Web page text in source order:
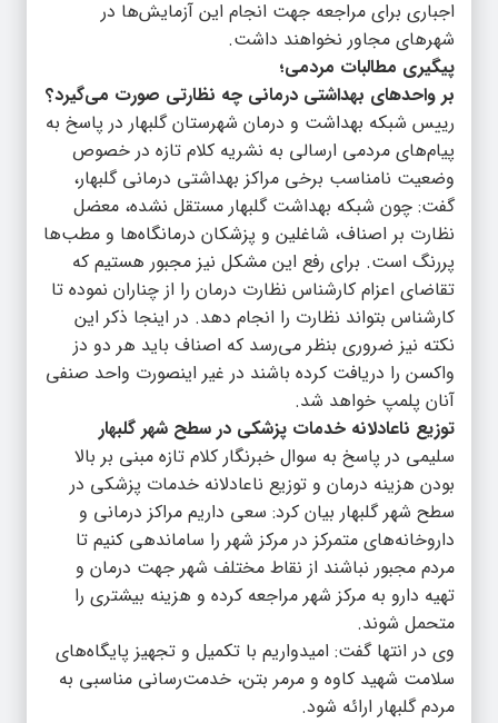
اجباری برای مراجعه جهت انجام این آزمایش‌ها در
شهرهای مجاور نخواهند داشت.
پیگیری مطالبات مردمی؛
بر واحدهای بهداشتی درمانی چه نظارتی صورت می‌گیرد؟
رییس شبکه بهداشت و درمان شهرستان گلبهار در پاسخ به
پیام‌های مردمی ارسالی به نشریه کلام تازه در خصوص
وضعیت نامناسب برخی مراکز بهداشتی درمانی گلبهار،
گفت: چون شبکه بهداشت گلبهار مستقل نشده، معضل
نظارت بر اصناف، شاغلین و پزشکان درمانگاه‌ها و مطب‌ها
پررنگ است. برای رفع این مشکل نیز مجبور هستیم که
تقاضای اعزام کارشناس نظارت درمان را از چناران نموده تا
کارشناس بتواند نظارت را انجام دهد. در اینجا ذکر این
نکته نیز ضروری بنظر می‌رسد که اصناف باید هر دو دز
واکسن را دریافت کرده باشند در غیر اینصورت واحد صنفی
آنان پلمپ خواهد شد.
توزیع ناعادلانه خدمات پزشکی در سطح شهر گلبهار
سلیمی در پاسخ به سوال خبرنگار کلام تازه مبنی بر بالا
بودن هزینه درمان و توزیع ناعادلانه خدمات پزشکی در
سطح شهر گلبهار بیان کرد: سعی داریم مراکز درمانی و
داروخانه‌های متمرکز در مرکز شهر را ساماندهی کنیم تا
مردم مجبور نباشند از نقاط مختلف شهر جهت درمان و
تهیه دارو به مرکز شهر مراجعه کرده و هزینه بیشتری را
متحمل شوند.
وی در انتها گفت: امیدواریم با تکمیل و تجهیز پایگاه‌های
سلامت شهید کاوه و مرمر بتن، خدمت‌رسانی مناسبی به
مردم گلبهار ارائه شود.